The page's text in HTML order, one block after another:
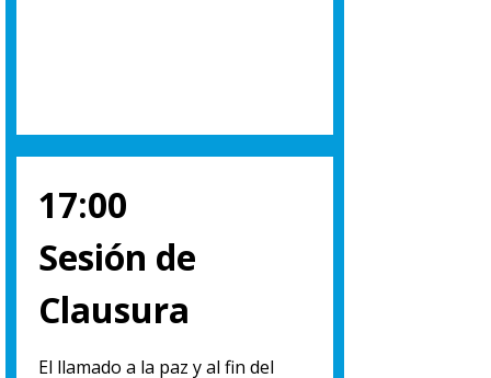
17:00
Sesión de
Clausura
El llamado a la paz y al fin del